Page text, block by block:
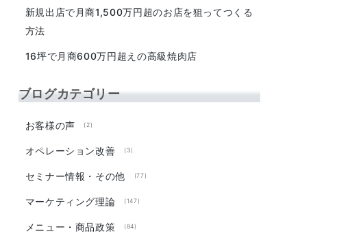
新規出店で月商1,500万円超のお店を狙ってつくる
方法
16坪で月商600万円超えの高級焼肉店
ブログカテゴリー
お客様の声 (2)
オペレーション改善 (3)
セミナー情報・その他 (77)
マーケティング理論 (147)
メニュー・商品政策 (84)